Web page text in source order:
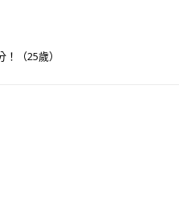
（25歲）